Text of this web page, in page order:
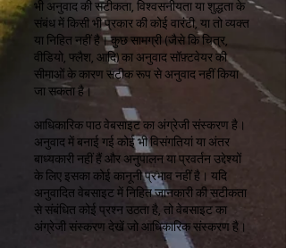
भी अनुवाद की सटीकता, विश्वसनीयता या शुद्धता के
संबंध में किसी भी प्रकार की कोई वारंटी, या तो व्यक्त
या निहित नहीं है। कुछ सामग्री (जैसे कि चित्र,
वीडियो, फ्लैश, आदि) का अनुवाद सॉफ़्टवेयर की
सीमाओं के कारण सटीक रूप से अनुवाद नहीं किया
जा सकता है।
आधिकारिक पाठ वेबसाइट का अंग्रेजी संस्करण है।
अनुवाद में बनाई गई कोई भी विसंगतियां या अंतर
बाध्यकारी नहीं हैं और अनुपालन या प्रवर्तन उद्देश्यों
के लिए इसका कोई कानूनी प्रभाव नहीं है। यदि
अनुवादित वेबसाइट में निहित जानकारी की सटीकता
से संबंधित कोई प्रश्न उठता है, तो वेबसाइट का
अंग्रेजी संस्करण देखें जो आधिकारिक संस्करण है।